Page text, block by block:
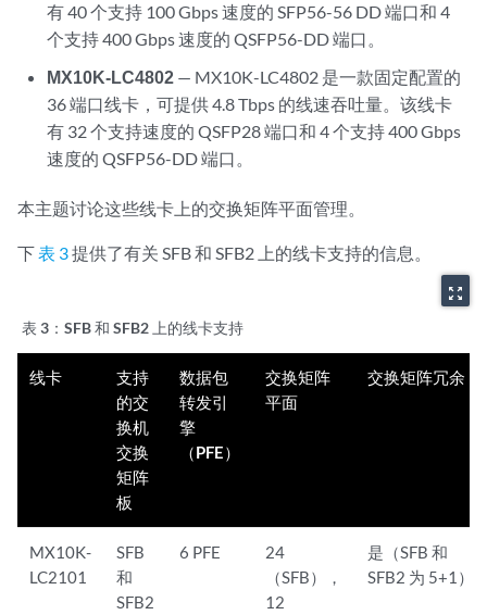
有 40 个支持 100 Gbps 速度的 SFP56-56 DD 端口和 4
个支持 400 Gbps 速度的 QSFP56-DD 端口。
MX10K-LC4802 — MX10K-LC4802 是一款固定配置的
36 端口线卡，可提供 4.8 Tbps 的线速吞吐量。该线卡
有 32 个支持速度的 QSFP28 端口和 4 个支持 400 Gbps
速度的 QSFP56-DD 端口。
本主题讨论这些线卡上的交换矩阵平面管理。
下表 3提供了有关 SFB 和 SFB2 上的线卡支持的信息。
zoom_out_map
表 3： SFB 和 SFB2 上的线卡支持
线卡
支持
的交
换机
交换
矩阵
板
数据包
转发引
擎
（PFE）
交换矩阵
平面
交换矩阵冗余
MX10K-
LC2101
SFB
和
SFB2
6 PFE
24
（SFB），
12
是（SFB 和
SFB2 为 5+1）